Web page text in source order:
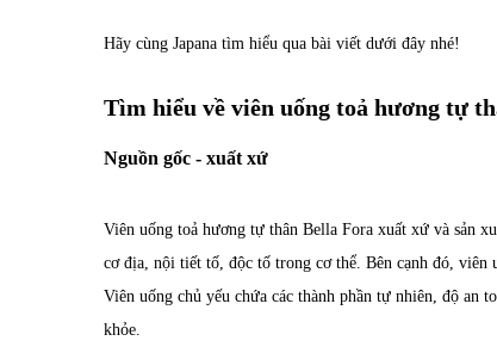
Hãy cùng Japana tìm hiểu qua bài viết dưới đây nhé!
Tìm hiểu về viên uống toả hương tự
Nguồn gốc - xuất xứ
Viên uống toả hương tự thân Bella Fora xuất xứ và sản
cơ địa, nội tiết tố, độc tố trong cơ thể. Bên cạnh đó, viên
Viên uống chủ yếu chứa các thành phần tự nhiên, độ an
khỏe.